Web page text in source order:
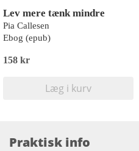
Lev mere tænk mindre
Pia Callesen
Ebog (epub)
158 kr
Læg i kurv
Praktisk info